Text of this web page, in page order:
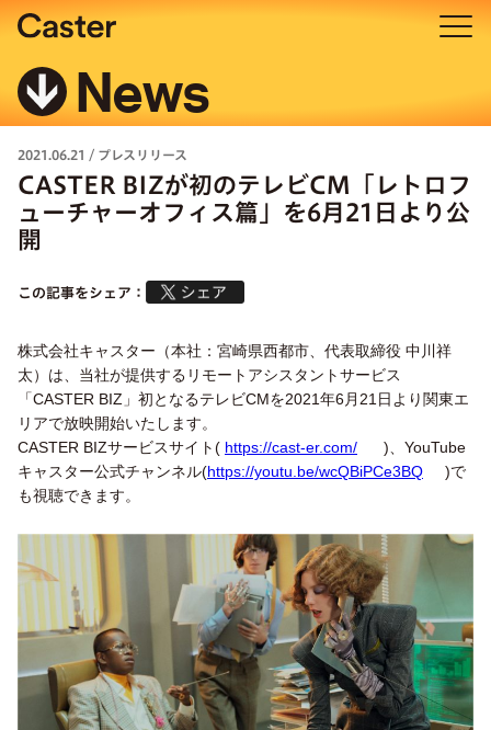
News
2021.06.21 / プレスリリース
CASTER BIZが初のテレビCM「レトロフ
ューチャーオフィス篇」を6月21日より公
開
この記事をシェア：
株式会社キャスター（本社：宮崎県西都市、代表取締役 中川祥
太）は、当社が提供するリモートアシスタントサービス
「CASTER BIZ」初となるテレビCMを2021年6月21日より関東エ
リアで放映開始いたします。
CASTER BIZサービスサイト( https://cast-er.com/
)、YouTube
キャスター公式チャンネル(https://youtu.be/wcQBiPCe3BQ
)で
も視聴できます。